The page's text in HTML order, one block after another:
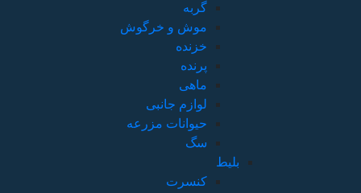
گربه
موش و خرگوش
خزنده
پرنده
ماهی
لوازم جانبی
حیوانات مزرعه
سگ
بلیط
کنسرت